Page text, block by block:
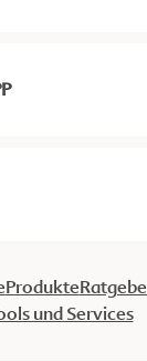
Produkte
und Services